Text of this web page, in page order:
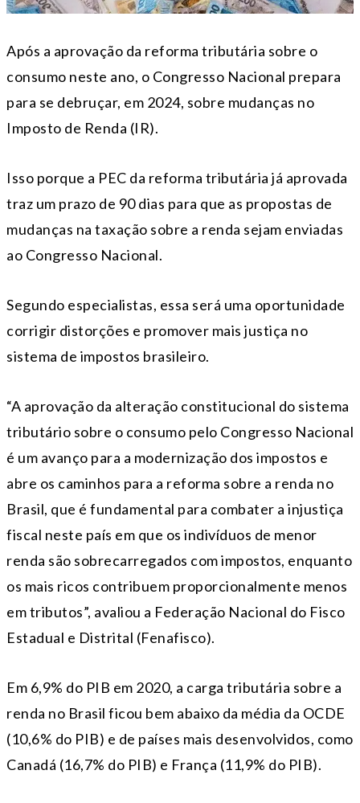
Após a aprovação da reforma tributária sobre o
consumo neste ano, o Congresso Nacional prepara
para se debruçar, em 2024, sobre mudanças no
Imposto de Renda (IR).
Isso porque a PEC da reforma tributária já aprovada
traz um prazo de 90 dias para que as propostas de
mudanças na taxação sobre a renda sejam enviadas
ao Congresso Nacional.
Segundo especialistas, essa será uma oportunidade
corrigir distorções e promover mais justiça no
sistema de impostos brasileiro.
“A aprovação da alteração constitucional do sistema
tributário sobre o consumo pelo Congresso Nacional
é um avanço para a modernização dos impostos e
abre os caminhos para a reforma sobre a renda no
Brasil, que é fundamental para combater a injustiça
fiscal neste país em que os indivíduos de menor
renda são sobrecarregados com impostos, enquanto
os mais ricos contribuem proporcionalmente menos
em tributos”, avaliou a Federação Nacional do Fisco
Estadual e Distrital (Fenafisco).
Em 6,9% do PIB em 2020, a carga tributária sobre a
renda no Brasil ficou bem abaixo da média da OCDE
(10,6% do PIB) e de países mais desenvolvidos, como
Canadá (16,7% do PIB) e França (11,9% do PIB).